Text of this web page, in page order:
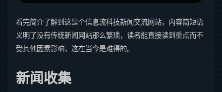
看完简介了解到这是个信息流科技新闻交流网站，内容简短语
义明了没有传统新闻网站那么繁琐，读者能直接读到重点而不
受其他因素影响，这在当今是难得的。
新闻收集